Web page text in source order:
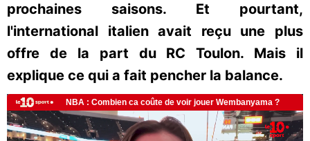
prochaines saisons. Et pourtant,
l'international italien avait reçu une plus
offre de la part du RC Toulon. Mais il
explique ce qui a fait pencher la balance.